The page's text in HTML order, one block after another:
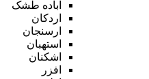
آباده طشک
اردکان
ارسنجان
استهبان
اشکنان
افزر